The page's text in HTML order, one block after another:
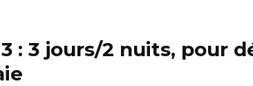
: 3 jours/2 nuits, pour